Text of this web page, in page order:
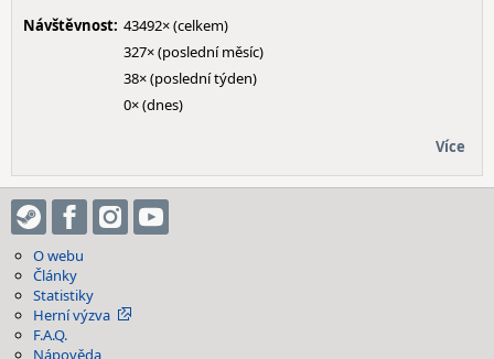
Návštěvnost: 43492× (celkem)
327× (poslední měsíc)
38× (poslední týden)
0× (dnes)
Více
O webu
Články
Statistiky
Herní výzva
F.A.Q.
Nápověda